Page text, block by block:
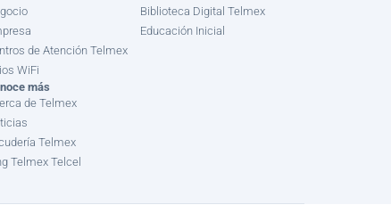
de Atención Telmex
WiFi
Biblioteca Digital Telmex
Educación Inicial
más
de Telmex
Telmex
Telmex Telcel